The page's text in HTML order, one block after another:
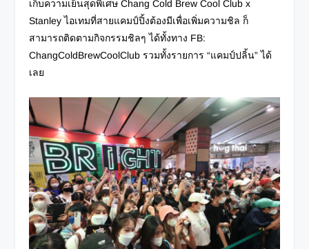
เก็บความเย็นสุดพิเศษ Chang Cold Brew Cool Club x
Stanley ไอเทมที่สายแคมป์ปิ้งต้องมีเพื่อเพิ่มความชิล ก็
สามารถติดตามกิจกรรมชิลๆ ได้ทั้งทาง FB:
ChangColdBrewCoolClub รวมทั้งรายการ “แคมป์ปลิ้น” ได้
เลย